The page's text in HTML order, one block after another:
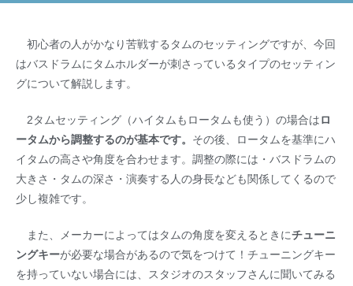
初心者の人がかなり苦戦するタムのセッティングですが、今回
はバスドラムにタムホルダーが刺さっているタイプのセッティン
グについて解説します。
2タムセッティング（ハイタムもロータムも使う）の場合はロ
ータムから調整するのが基本です。 その後、ロータムを基準にハ
イタムの高さや角度を合わせます。調整の際には・バスドラムの
大きさ・タムの深さ・演奏する人の身長なども関係してくるので
少し複雑です。
また、メーカーによってはタムの角度を変えるときにチューニ
ングキーが必要な場合があるので気をつけて！チューニングキー
を持っていない場合には、スタジオのスタッフさんに聞いてみる